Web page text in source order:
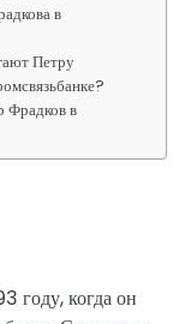
в
Петру
Фрадков в
году, когда он